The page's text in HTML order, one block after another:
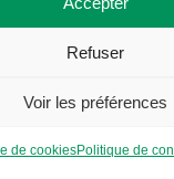
Refuser
Voir les préférences
de cookiesPolitique de
2023 Association À
Politique de cookies